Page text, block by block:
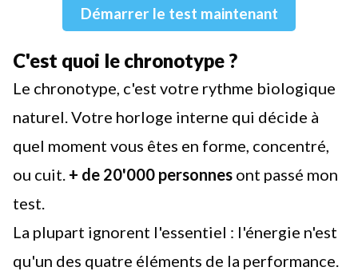
Démarrer le test maintenant
C'est quoi le chronotype ?
Le chronotype, c'est votre rythme biologique
naturel. Votre horloge interne qui décide à
quel moment vous êtes en forme, concentré,
ou cuit. + de 20'000 personnes ont passé mon
test.
La plupart ignorent l'essentiel : l'énergie n'est
qu'un des quatre éléments de la performance.